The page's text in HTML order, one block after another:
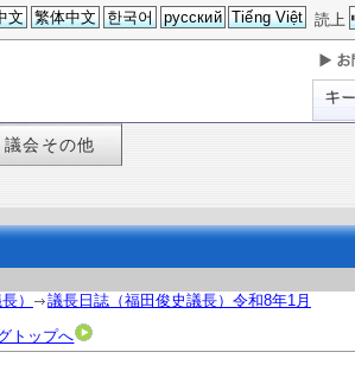
読上
文 繁体中文 한국어 русский Tiếng Việt
議会その他
）
議長日誌（福田俊史議長）令和8年1月
トップへ